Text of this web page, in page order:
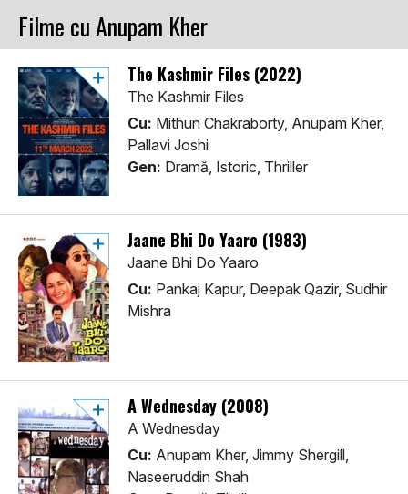
Filme cu Anupam Kher
The Kashmir Files (2022)
The Kashmir Files
Cu: Mithun Chakraborty, Anupam Kher,
Pallavi Joshi
Gen: Dramă, Istoric, Thriller
Jaane Bhi Do Yaaro (1983)
Jaane Bhi Do Yaaro
Cu: Pankaj Kapur, Deepak Qazir, Sudhir
Mishra
A Wednesday (2008)
A Wednesday
Cu: Anupam Kher, Jimmy Shergill,
Naseeruddin Shah